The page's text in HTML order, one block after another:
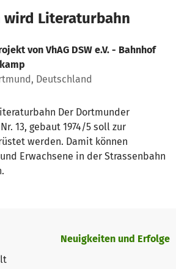
wird Literaturbahn
von VhAG DSW e.V. - Bahnhof
Deutschland
Der Dortmunder
13, gebaut 1974/5 soll zur
werden. Damit können
Erwachsene in der Strassenbahn
Neuigkeiten und Erfolge